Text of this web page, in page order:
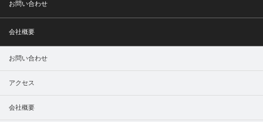
お問い合わせ
会社概要
お問い合わせ
アクセス
会社概要